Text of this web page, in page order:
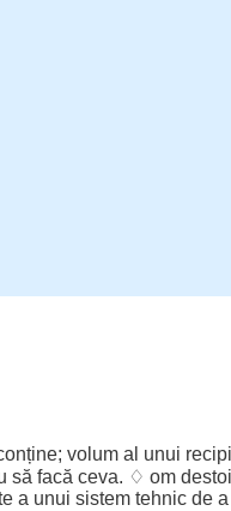
; volum al unui
să facă ceva. ♢ om
a unui sistem tehnic de a